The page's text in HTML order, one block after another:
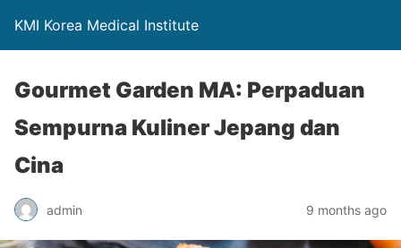
KMI Korea Medical Institute
Gourmet Garden MA: Perpaduan
Sempurna Kuliner Jepang dan
Cina
admin 9 months ago